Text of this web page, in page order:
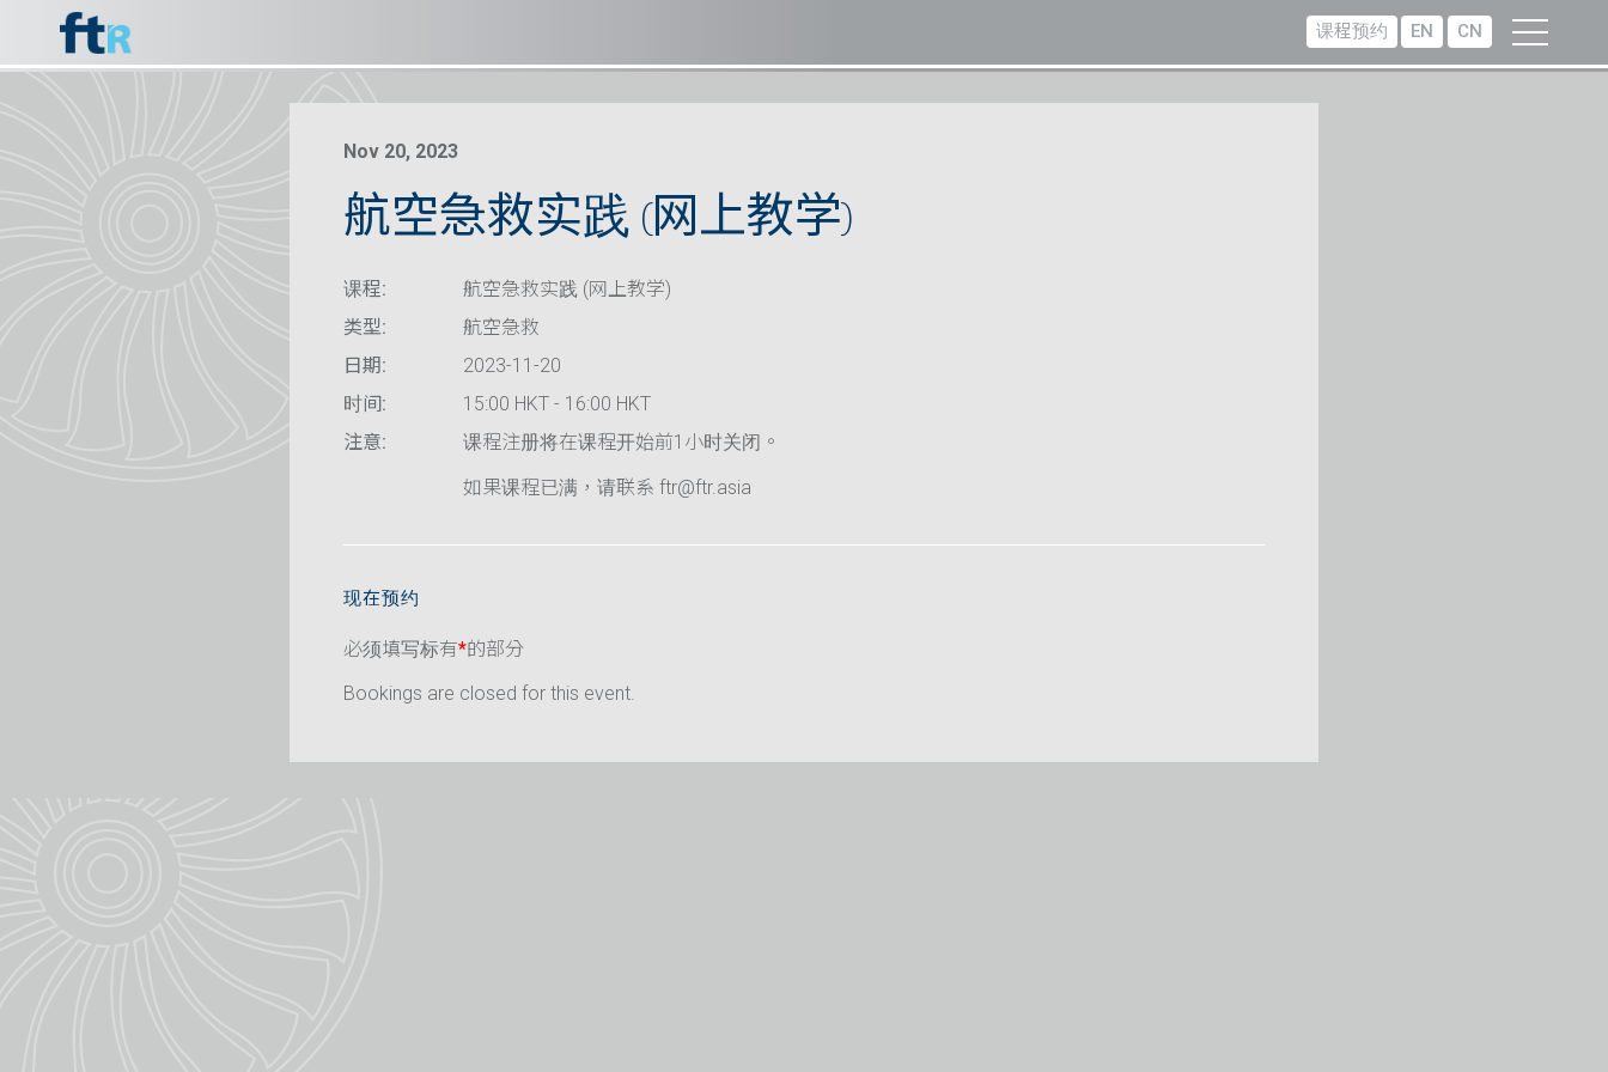
课程预约 EN CN
Nov 20, 2023
航空急救实践 (网上教学)
课程:
航空急救实践 (网上教学)
类型:
航空急救
日期:
2023-11-20
时间:
15:00 HKT - 16:00 HKT
注意:
课程注册将在课程开始前1小时关闭。
如果课程已满，请联系 ftr@ftr.asia
现在预约
必须填写标有*的部分
Bookings are closed for this event.